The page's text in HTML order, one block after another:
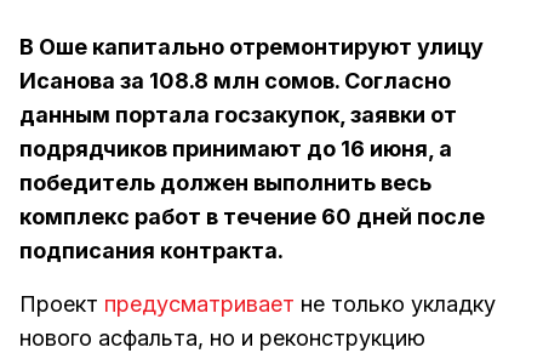
В Оше капитально отремонтируют улицу
Исанова за 108.8 млн сомов. Согласно
данным портала госзакупок, заявки от
подрядчиков принимают до 16 июня, а
победитель должен выполнить весь
комплекс работ в течение 60 дней после
подписания контракта.
Проект предусматривает не только укладку
нового асфальта, но и реконструкцию